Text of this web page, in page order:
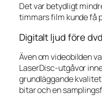
Det var betydligt
timmars film kunde få
Digitalt ljud före dvd
Även om videobilden
LaserDisc-utgåvor
grundläggande
bitar och en